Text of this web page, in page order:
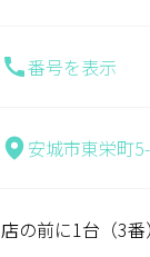
番号を表示
安城市東栄町
店の前に1台（3番）